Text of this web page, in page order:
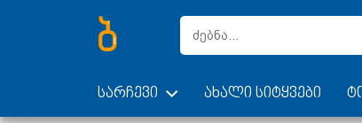
სარჩევი ახალი სიტყვები